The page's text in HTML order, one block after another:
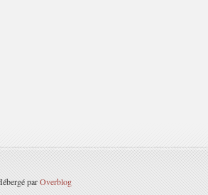
parOverblog